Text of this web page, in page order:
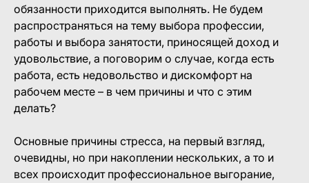
обязанности приходится выполнять. Не будем
распространяться на тему выбора профессии,
работы и выбора занятости, приносящей доход и
удовольствие, а поговорим о случае, когда есть
работа, есть недовольство и дискомфорт на
рабочем месте – в чем причины и что с этим
делать?
Основные причины стресса, на первый взгляд,
очевидны, но при накоплении нескольких, а то и
всех происходит профессиональное выгорание,